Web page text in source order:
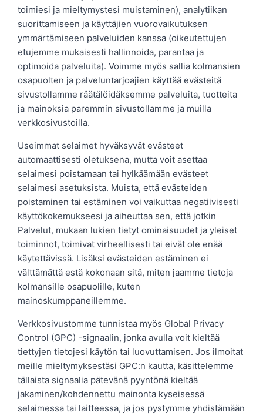
toimiesi ja mieltymystesi muistaminen), analytiikan
suorittamiseen ja käyttäjien vuorovaikutuksen
ymmärtämiseen palveluiden kanssa (oikeutettujen
etujemme mukaisesti hallinnoida, parantaa ja
optimoida palveluita). Voimme myös sallia kolmansien
osapuolten ja palveluntarjoajien käyttää evästeitä
sivustollamme räätälöidäksemme palveluita, tuotteita
ja mainoksia paremmin sivustollamme ja muilla
verkkosivustoilla.
Useimmat selaimet hyväksyvät evästeet
automaattisesti oletuksena, mutta voit asettaa
selaimesi poistamaan tai hylkäämään evästeet
selaimesi asetuksista. Muista, että evästeiden
poistaminen tai estäminen voi vaikuttaa negatiivisesti
käyttökokemukseesi ja aiheuttaa sen, että jotkin
Palvelut, mukaan lukien tietyt ominaisuudet ja yleiset
toiminnot, toimivat virheellisesti tai eivät ole enää
käytettävissä. Lisäksi evästeiden estäminen ei
välttämättä estä kokonaan sitä, miten jaamme tietoja
kolmansille osapuolille, kuten
mainoskumppaneillemme.
Verkkosivustomme tunnistaa myös Global Privacy
Control (GPC) -signaalin, jonka avulla voit kieltää
tiettyjen tietojesi käytön tai luovuttamisen. Jos ilmoitat
meille mieltymyksestäsi GPC:n kautta, käsittelemme
tällaista signaalia pätevänä pyyntönä kieltää
jakaminen/kohdennettu mainonta kyseisessä
selaimessa tai laitteessa, ja jos pystymme yhdistämään